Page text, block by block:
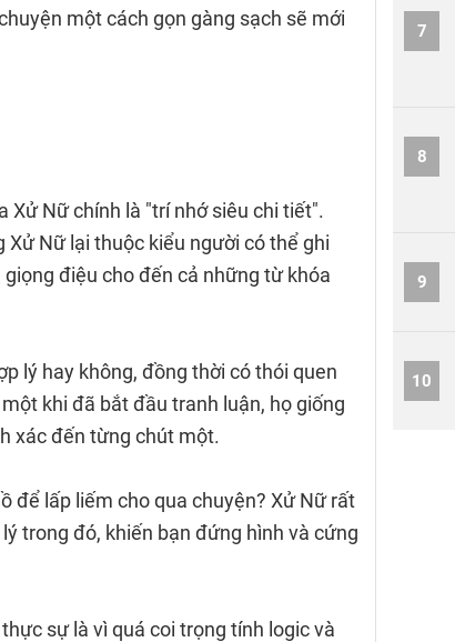
một cách gọn gàng sạch sẽ mới
Xử Nữ chính là "trí nhớ siêu chi tiết".
Nữ lại thuộc kiểu người có thể ghi
điệu cho đến cả những từ khóa
lý hay không, đồng thời có thói quen
khi đã bắt đầu tranh luận, họ giống
xác đến từng chút một.
để lấp liếm cho qua chuyện? Xử Nữ rất
trong đó, khiến bạn đứng hình và cứng
sự là vì quá coi trọng tính logic và
7
8
9
10